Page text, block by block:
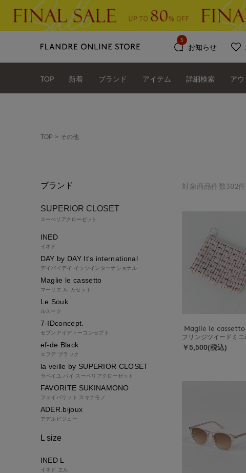
お知らせ
3
TOP 新着 ブランド アイテム 詳細検索 アウ
TOP その他
対象商品件数302件
Maglie le cassetto
フリンジツイードミニ
￥5,500(税込)
ブランド
SUPERIOR CLOSET
スーペリアクローゼット
INED
イネド
DAY by DAY It's international
デイバイデイ イッツインターナショナル
Maglie le cassetto
マーリエ ル カセット
Le Souk
ルスーク
7-IDconcept.
セブンアイディーコンセプト
ef-de Black
エフデ ブラック
la veille by SUPERIOR CLOSET
ラベイユ バイ スーペリアクローゼット
FAVORITE SUKINAMONO
フェイバリット スキナモノ
ADER.bijoux
アデルビジュー
L size
INED L
イネド エル